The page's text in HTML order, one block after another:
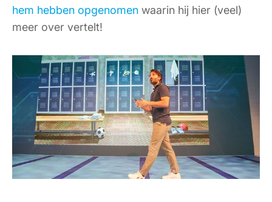
hem hebben opgenomen waarin hij hier (veel)
meer over vertelt!